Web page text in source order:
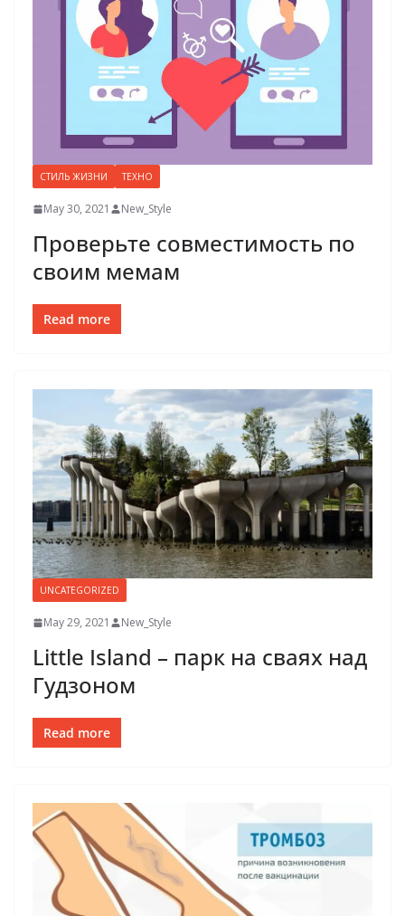
СТИЛЬ ЖИЗНИ ТЕХНО
May 30, 2021 New_Style
Проверьте совместимость по
своим мемам
Read more
UNCATEGORIZED
May 29, 2021 New_Style
Little Island – парк на сваях над
Гудзоном
Read more